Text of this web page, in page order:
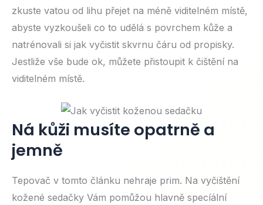
zkuste vatou od lihu přejet na méně viditelném místě,
abyste vyzkoušeli co to udělá s povrchem kůže a
natrénovali si jak vyčistit skvrnu čáru od propisky.
Jestliže vše bude ok, můžete přistoupit k čištění na
viditelném místě.
Ná kůži musíte opatrně a
jemně
Tepovač v tomto článku nehraje prim. Na vyčištění
kožené sedačky Vám pomůžou hlavně specíální